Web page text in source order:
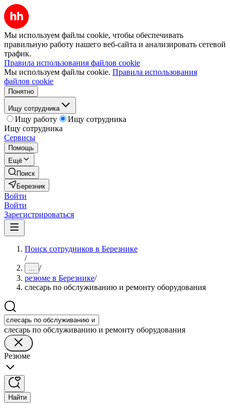
Мы используем файлы cookie, чтобы обеспечивать
правильную работу нашего веб-сайта и анализировать сетевой
трафик.
Правила использования файлов cookie
Мы используем файлы cookie. Правила использования
файлов cookie
Понятно
Ищу сотрудника
Ищу работу
Ищу сотрудника
Ищу сотрудника
Сервисы
Помощь
Ещё
Поиск
Березник
Войти
Войти
Зарегистрироваться
Поиск сотрудников в Березнике
/
... /
резюме в Березнике/
слесарь по обслуживанию и ремонту оборудования
слесарь по обслуживанию и ремонту оборудования
Резюме
Найти